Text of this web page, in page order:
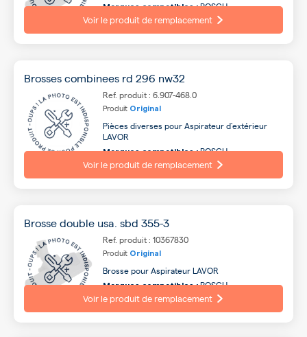
Marques compatibles :BOSCH,
ELECTROLUX, SIEMENS, AEG, TORNADO, LG,
PROGRESS, HOOVER, DELONGHI, IROBOT ...
Voir le produit de remplacement
Brosses combinees rd 296 nw32
Ref. produit : 6.907-468.0
Produit Original
Pièces diverses pour Aspirateur d'extérieur
LAVOR
Marques compatibles :BOSCH,
ELECTROLUX, SIEMENS, AEG, TORNADO, LG,
PROGRESS, HOOVER, DELONGHI, IROBOT ...
Voir le produit de remplacement
Brosse double usa. sbd 355-3
Ref. produit : 10367830
Produit Original
Brosse pour Aspirateur LAVOR
Marques compatibles :BOSCH,
ELECTROLUX, SIEMENS, AEG, TORNADO, LG,
PROGRESS, HOOVER, DELONGHI, IROBOT ...
Voir le produit de remplacement